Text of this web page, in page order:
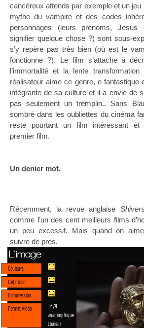
cancéreux attends par exemple et un jeu
mythe du vampire et des codes
personnages (leurs prénoms, Jesus
signifier quelque chose ?) sont sous-
s’y repère pas très bien (où est le
fonctionne ?). Le film s’attache à
l’immortalité et la lente
réalisateur aime ce genre, e fantastique
intégrante de sa culture et il a envie de
pas seulement un tremplin.. Sans
sombré dans les oubliettes du cinéma
reste pourtant un film intéressant et
premier film.
Un denier mot.
Récemment, la revue anglaise Shivers
comme l’un des cent meilleurs films
un peu excessif. Mais quand on
suivre de près.
L'image
Couleurs
Définition
Compression
Format Vidéo
16/9
anamorphique
couleur